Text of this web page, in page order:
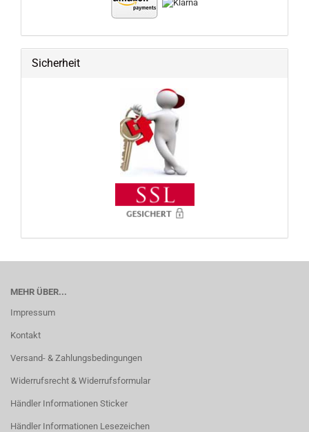
Sicherheit
MEHR ÜBER...
Impressum
Kontakt
Versand- & Zahlungsbedingungen
Widerrufsrecht & Widerrufsformular
Händler Informationen Sticker
Händler Informationen Lesezeichen